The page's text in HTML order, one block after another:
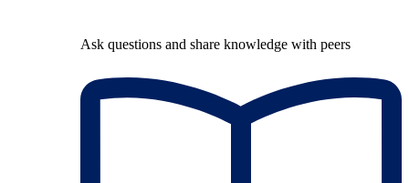
Ask questions and share knowledge with peers